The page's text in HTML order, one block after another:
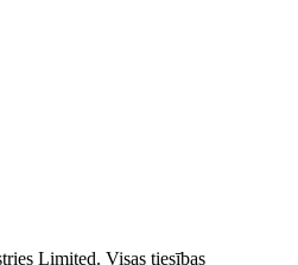
Limited. Visas tiesības